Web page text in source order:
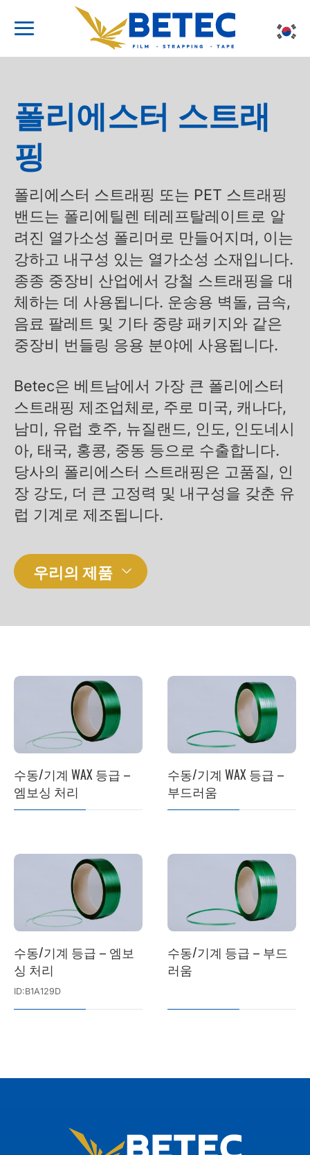
content
폴리에스터 스트래
핑
폴리에스터 스트래핑 또는 PET 스트래핑
밴드는 폴리에틸렌 테레프탈레이트로 알
려진 열가소성 폴리머로 만들어지며, 이는
강하고 내구성 있는 열가소성 소재입니다.
종종 중장비 산업에서 강철 스트래핑을 대
체하는 데 사용됩니다. 운송용 벽돌, 금속,
음료 팔레트 및 기타 중량 패키지와 같은
중장비 번들링 응용 분야에 사용됩니다.
Betec은 베트남에서 가장 큰 폴리에스터
스트래핑 제조업체로, 주로 미국, 캐나다,
남미, 유럽 호주, 뉴질랜드, 인도, 인도네시
아, 태국, 홍콩, 중동 등으로 수출합니다.
당사의 폴리에스터 스트래핑은 고품질, 인
장 강도, 더 큰 고정력 및 내구성을 갖춘 유
럽 기계로 제조됩니다.
우리의 제품
수동/기계 WAX 등급 –
엠보싱 처리
수동/기계 WAX 등급 –
부드러움
수동/기계 등급 – 엠보
싱 처리
ID:B1A129D
수동/기계 등급 – 부드
러움